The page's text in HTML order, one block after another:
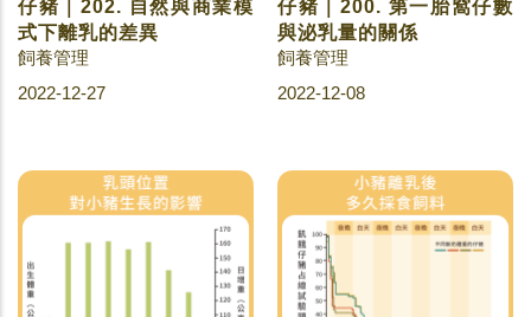
仔豬｜202. 自然與商業模
式下離乳的差異
飼養管理
2022-12-27
仔豬｜200. 第一胎窩仔數
與泌乳量的關係
飼養管理
2022-12-08